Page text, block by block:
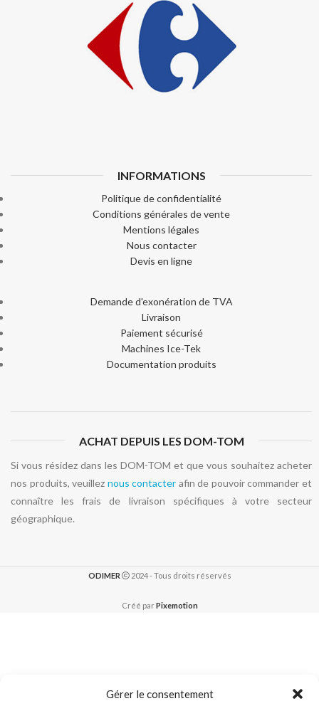
Gérer le consentement
INFORMATIONS
Politique de confidentialité
Conditions générales de vente
Mentions légales
Nous contacter
Devis en ligne
Demande d'exonération de TVA
Livraison
Paiement sécurisé
Machines Ice-Tek
Documentation produits
ACHAT DEPUIS LES DOM-TOM
Si vous résidez dans les DOM-TOM et que vous souhaitez acheter
nos produits, veuillez nous contacter afin de pouvoir commander et
connaître les frais de livraison spécifiques à votre secteur
géographique.
ODIMER 2024 - Tous droits réservés
Créé parPixemotion